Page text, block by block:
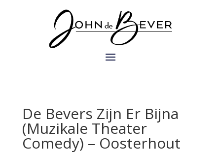
De Bevers Zijn Er Bijna
(Muzikale Theater
Comedy) – Oosterhout